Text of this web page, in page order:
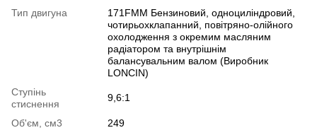
Тип двигуна
171FMM Бензиновий, одноциліндровий,
чотирьохклапанний, повітряно-олійного
охолодження з окремим масляним
радіатором та внутрішнім
балансувальним валом (Виробник
LONCIN)
Ступінь
стиснення
9,6:1
Об'єм, см3
249